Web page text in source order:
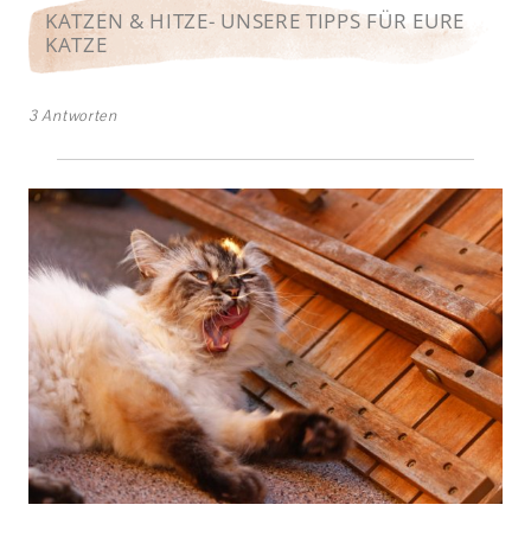
KATZEN & HITZE- UNSERE TIPPS FÜR EURE
KATZE
3 Antworten